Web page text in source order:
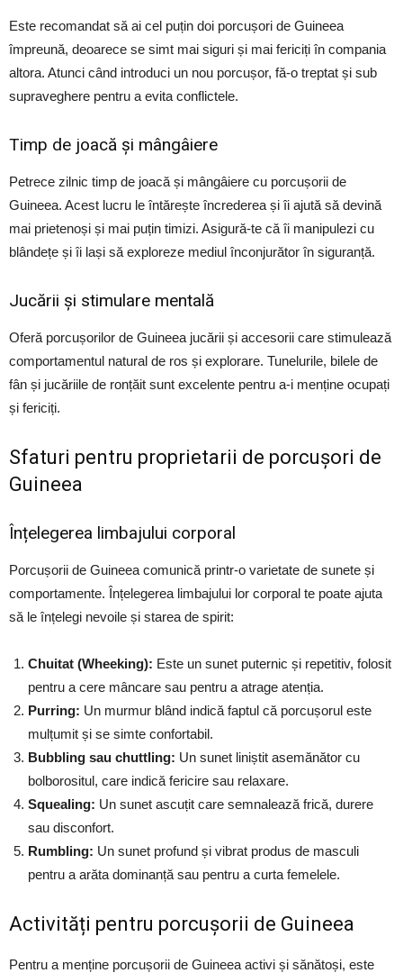
Este recomandat să ai cel puțin doi porcușori de Guineea
împreună, deoarece se simt mai siguri și mai fericiți în compania
altora. Atunci când introduci un nou porcușor, fă-o treptat și sub
supraveghere pentru a evita conflictele.
Timp de joacă și mângâiere
Petrece zilnic timp de joacă și mângâiere cu porcușorii de
Guineea. Acest lucru le întărește încrederea și îi ajută să devină
mai prietenoși și mai puțin timizi. Asigură-te că îi manipulezi cu
blândețe și îi lași să exploreze mediul înconjurător în siguranță.
Jucării și stimulare mentală
Oferă porcușorilor de Guineea jucării și accesorii care stimulează
comportamentul natural de ros și explorare. Tunelurile, bilele de
fân și jucăriile de ronțăit sunt excelente pentru a-i menține ocupați
și fericiți.
Sfaturi pentru proprietarii de porcușori de
Guineea
Înțelegerea limbajului corporal
Porcușorii de Guineea comunică printr-o varietate de sunete și
comportamente. Înțelegerea limbajului lor corporal te poate ajuta
să le înțelegi nevoile și starea de spirit:
Chuitat (Wheeking): Este un sunet puternic și repetitiv, folosit
pentru a cere mâncare sau pentru a atrage atenția.
Purring: Un murmur blând indică faptul că porcușorul este
mulțumit și se simte confortabil.
Bubbling sau chuttling: Un sunet liniștit asemănător cu
bolborositul, care indică fericire sau relaxare.
Squealing: Un sunet ascuțit care semnalează frică, durere
sau disconfort.
Rumbling: Un sunet profund și vibrat produs de masculi
pentru a arăta dominanță sau pentru a curta femelele.
Activități pentru porcușorii de Guineea
Pentru a menține porcușorii de Guineea activi și sănătoși, este